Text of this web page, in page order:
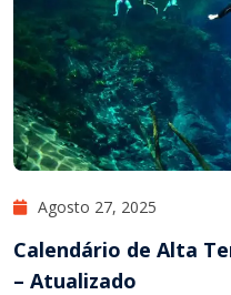
Agosto 27, 2025
Calendário de Alta
– Atualizado